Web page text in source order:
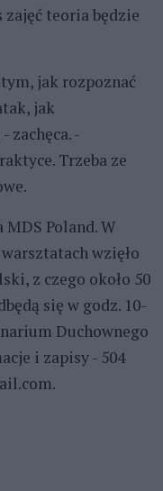
zajęć teoria będzie
jak rozpoznać
jak
zachęca. -
Trzeba ze
Poland. W
wzięło
z czego około 50
się w godz. 10-
Duchownego
i zapisy - 504